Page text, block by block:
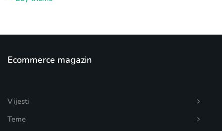
Ecommerce magazin
Vijesti
Teme